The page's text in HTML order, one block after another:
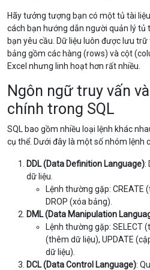
Hãy tưởng tượng bạn có một tủ tài
cách bạn hướng dẫn người quản lý tủ
bạn yêu cầu. Dữ liệu luôn được lưu
bảng gồm các hàng (rows) và cột
Excel nhưng linh hoạt hơn rất nhiều.
Ngôn ngữ truy vấn
chính trong SQL
SQL bao gồm nhiều loại lệnh khác
cụ thể. Dưới đây là một số nhóm lệnh
DDL (Data Definition Language):
dữ liệu.
Lệnh thường gặp: CREATE
DROP (xóa bảng).
DML (Data Manipulation
Lệnh thường gặp: SELECT
(thêm dữ liệu), UPDATE
dữ liệu).
DCL (Data Control Language):